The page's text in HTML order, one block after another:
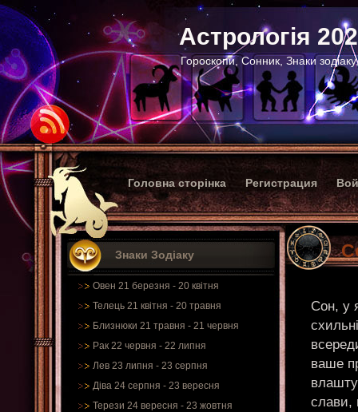
Астрологія
Гороскопи, Сонник, Знаки
Головна сторінка Регистрация
Знаки Зодіаку
Овен 21 березня - 20 квітня
Телець 21 квітня - 20 травня
Близнюки 21 травня - 21 червня
Рак 22 червня - 22 липня
Лев 23 липня - 23 серпня
Діва 24 серпня - 23 вересня
Терези 24 вересня - 23 жовтня
Сон, у
ваше
слави,